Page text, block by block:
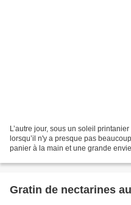
L’autre jour, sous un soleil
lorsqu’il n'y a presque pas
panier à la main et une grande
Gratin de nectarines